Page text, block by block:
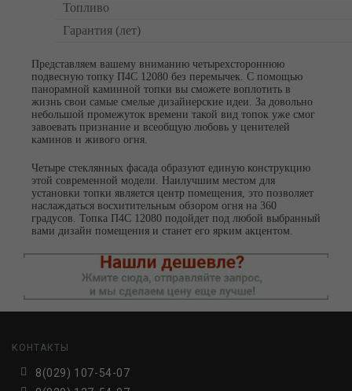
Топливо
Гарантия (лет)
Представляем вашему вниманию четырехстороннюю
подвесную топку П4С 12080 без перемычек. С помощью
панорамной каминной топки вы сможете воплотить в
жизнь свои самые смелые дизайнерские идеи. За довольно
небольшой промежуток времени такой вид топок уже смог
завоевать признание и всеобщую любовь у ценителей
каминов и живого огня.
Четыре стеклянных фасада образуют единую конструкцию
этой современной модели. Наилучшим местом для
установки топки является центр помещения, это позволяет
наслаждаться восхитительным обзором огня на 360
градусов. Топка П4С 12080 подойдет под любой выбранный
вами дизайн помещения и станет его ярким акцентом.
КОНТАКТЫ
8(029) 107-54-07